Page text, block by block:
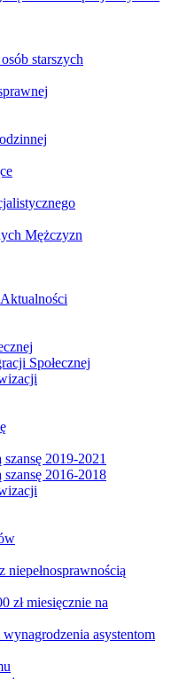
starszych
Mężczyzn
Społecznej
2019-2021
2016-2018
niepełnosprawnością
zł miesięcznie na
asystentom